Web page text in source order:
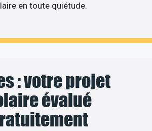
en toute quiétude.
: votre projet
évalué